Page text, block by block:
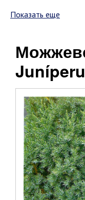
Показать еще
Можжевельник